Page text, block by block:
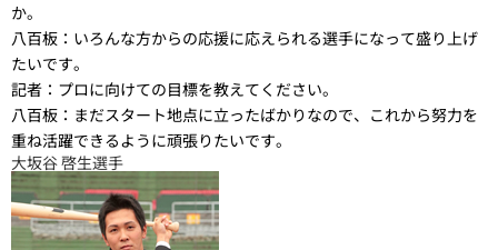
か。
八百板： いろんな方からの応援に応えられる選手になって盛り上げ
たいです。
記者： プロに向けての目標を教えてください。
八百板： まだスタート地点に立ったばかりなので、これから努力を
重ね活躍できるように頑張りたいです。
大坂谷 啓生選手